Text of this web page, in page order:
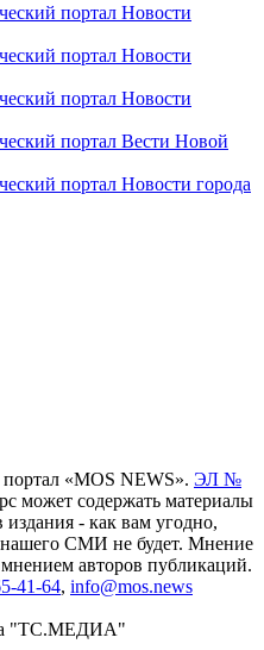
портал Новости
портал Новости
портал Новости
портал Вести Новой
портал Новости города
«MOS NEWS». ЭЛ №
может содержать материалы
- как вам угодно,
нашего СМИ не будет. Мнение
авторов публикаций.
41-64, info@mos.news
"ТС.МЕДИА"